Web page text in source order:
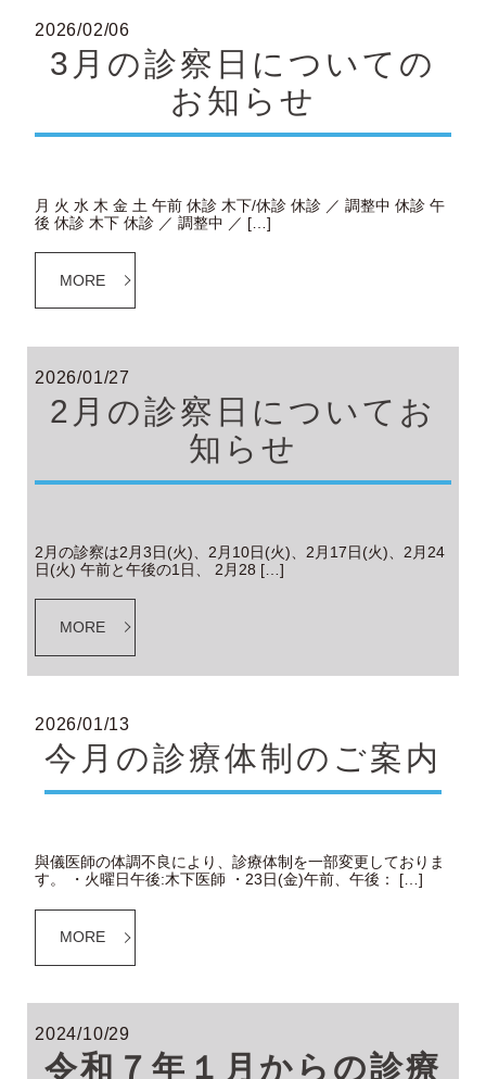
2026/02/06
3月の診察日についての
お知らせ
月 火 水 木 金 土 午前 休診 木下/休診 休診 ／ 調整中 休診 午
後 休診 木下 休診 ／ 調整中 ／ […]
MORE
2026/01/27
2月の診察日についてお
知らせ
2月の診察は2月3日(火)、2月10日(火)、2月17日(火)、2月24
日(火) 午前と午後の1日、 2月28 […]
MORE
2026/01/13
今月の診療体制のご案内
與儀医師の体調不良により、診療体制を一部変更しておりま
す。 ・火曜日午後:木下医師 ・23日(金)午前、午後： […]
MORE
2024/10/29
令和７年１月からの診療